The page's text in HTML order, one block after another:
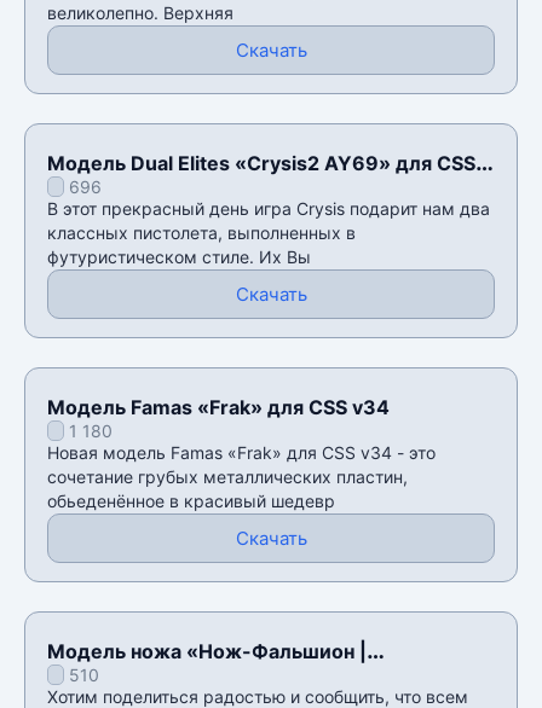
великолепно. Верхняя
Скачать
Модель Dual Elites «Crysis2 AY69» для CSS
v34696
В этот прекрасный день игра Crysis подарит нам два
классных пистолета, выполненных в
футуристическом стиле. Их Вы
Скачать
Модель Famas «Frak» для CSS v34
1 180
Новая модель Famas «Frak» для CSS v34 - это
сочетание грубых металлических пластин,
обьеденённое в красивый шедевр
Скачать
Модель ножа «Нож-Фальшион |
Африканская сетка» для CSS v34
510
Хотим поделиться радостью и сообщить, что всем